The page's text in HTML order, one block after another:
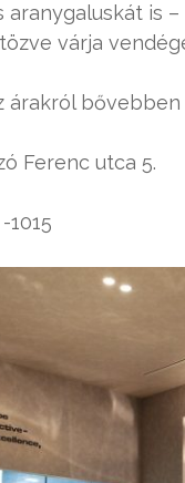
is
várja
árakról bővebben
Ferenc utca 5.
1015